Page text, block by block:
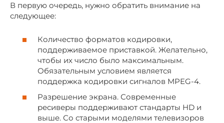
В первую очередь, нужно обратить внимание на
следующее:
Количество форматов кодировки,
поддерживаемое приставкой. Желательно,
чтобы их число было максимальным.
Обязательным условием является
поддержка кодировки сигналов MPEG-4.
Разрешение экрана. Современные
ресиверы поддерживают стандарты HD и
выше. Со старыми моделями телевизоров